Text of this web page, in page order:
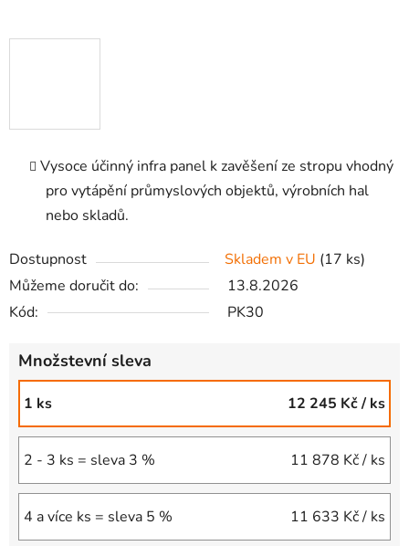
Vysoce účinný infra panel k zavěšení ze stropu vhodný
pro vytápění průmyslových objektů, výrobních hal
nebo skladů.
Dostupnost Skladem v EU (17 ks)
Můžeme doručit do:
13.8.2026
Kód:
PK30
Množstevní sleva
1 ks 12 245 Kč/ ks
2 - 3 ks = sleva 3 % 11 878 Kč/ ks
4 a více ks = sleva 5 % 11 633 Kč/ ks